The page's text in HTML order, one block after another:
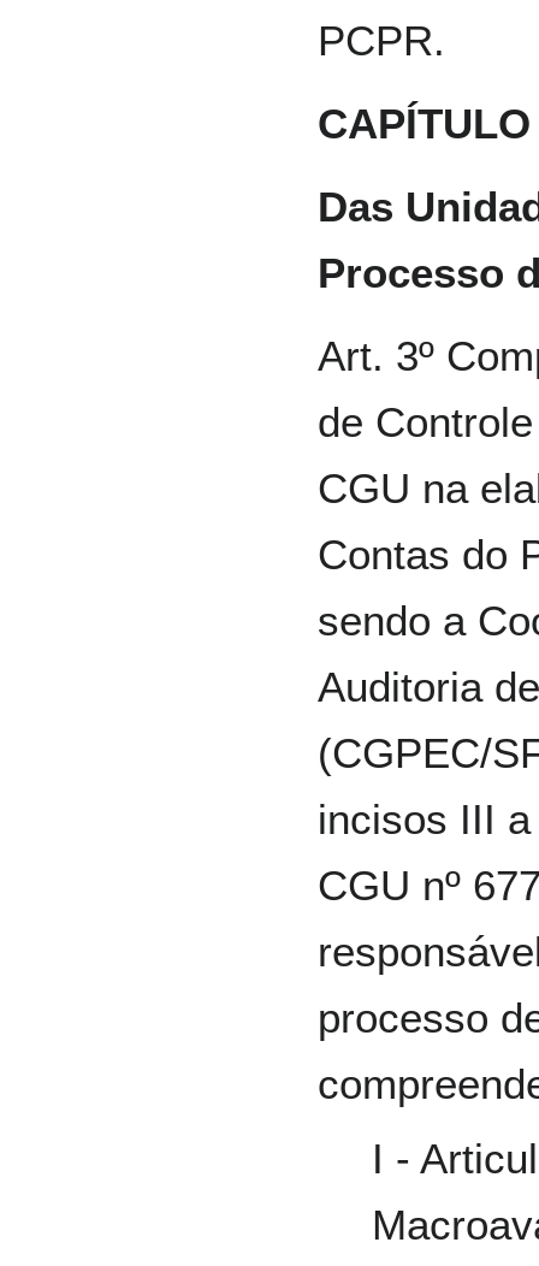
PCPR.
Das
Processo
Art. 3º
de
CGU na
Contas do
sendo a
Auditoria
(CGPEC/
incisos III
CGU nº
processo
I -